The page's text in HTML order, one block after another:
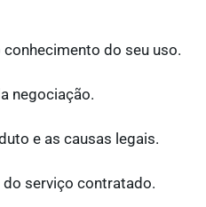
do seu uso.
negociação.
e as causas legais.
serviço contratado.